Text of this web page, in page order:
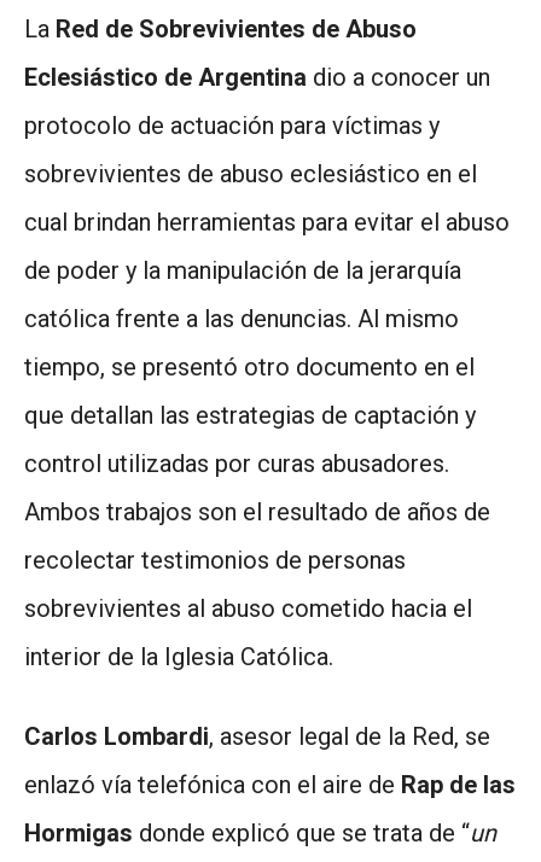
La Red de Sobrevivientes de Abuso
Eclesiástico de Argentina dio a conocer un
protocolo de actuación para víctimas y
sobrevivientes de abuso eclesiástico en el
cual brindan herramientas para evitar el abuso
de poder y la manipulación de la jerarquía
católica frente a las denuncias. Al mismo
tiempo, se presentó otro documento en el
que detallan las estrategias de captación y
control utilizadas por curas abusadores.
Ambos trabajos son el resultado de años de
recolectar testimonios de personas
sobrevivientes al abuso cometido hacia el
interior de la Iglesia Católica.
Carlos Lombardi, asesor legal de la Red, se
enlazó vía telefónica con el aire de Rap de las
Hormigas donde explicó que se trata de “un